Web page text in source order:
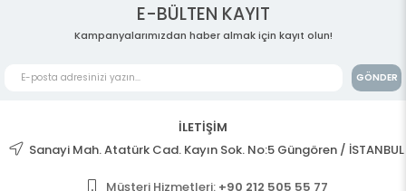
E-BÜLTEN KAYIT
Kampanyalarımızdan haber almak için kayıt olun!
GÖNDER
İLETİŞİM
Sanayi Mah. Atatürk Cad. Kayın Sok. No:5 Güngören / İSTANBUL
Müşteri Hizmetleri: +90 212 505 55 77